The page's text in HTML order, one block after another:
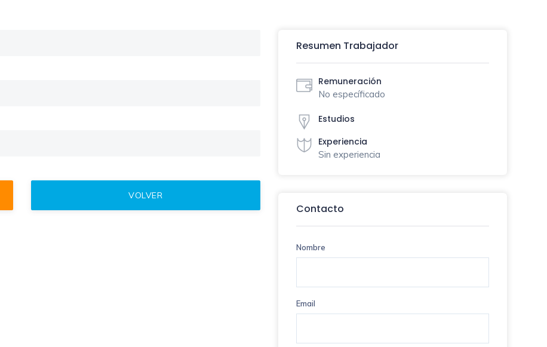
Resumen Trabajador
Remuneración
No específicado
Estudios
Experiencia
Sin experiencia
Contacto
Nombre
Email